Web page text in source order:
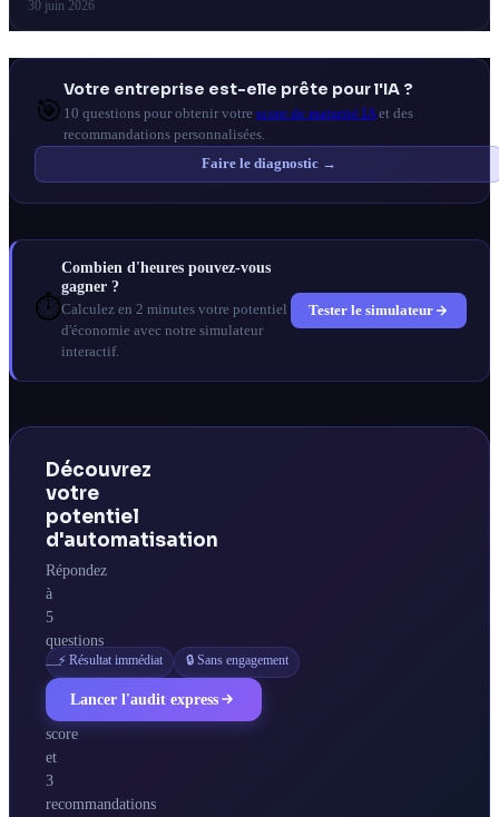
30 juin 2026
🎯
Votre entreprise est-elle prête pour l'IA ?
10 questions pour obtenir votre score de maturité IAet des
recommandations personnalisées.
Faire le diagnostic →
⏱️
Combien d'heures pouvez-vous
gagner ?
Calculez en 2 minutes votre potentiel
d'économie avec notre simulateur
interactif.
Tester le simulateur
Découvrez
votre
potentiel
d'automatisation
Répondez
à
5
questions
—
obtenez
votre
score
et
3
recommandations
⚡ Résultat immédiat 🔒 Sans engagement
Lancer l'audit express